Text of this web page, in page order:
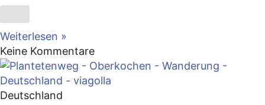
Weiterlesen »
Keine Kommentare
Deutschland